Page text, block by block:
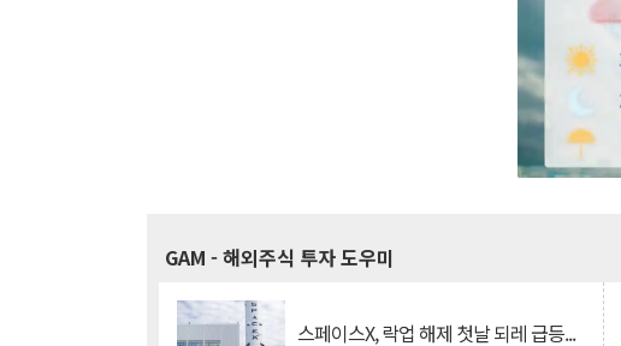
GAM - 해외주식 투자 도우미
스페이스X, 락업 해제 첫날 되레 급등...